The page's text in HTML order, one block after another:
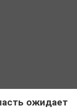
ожидает